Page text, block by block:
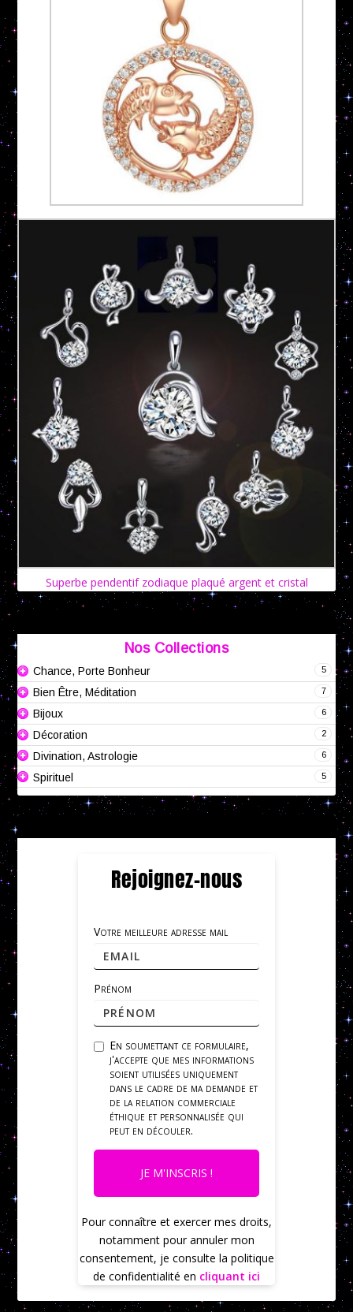
Superbe pendentif zodiaque plaqué argent et cristal
Nos Collections
5
Chance, Porte Bonheur
7
Bien Être, Méditation
6
Bijoux
2
Décoration
6
Divination, Astrologie
5
Spirituel
Rejoignez-nous
Votre meilleure adresse mail
Prénom
En soumettant ce formulaire,
j'accepte que mes informations
soient utilisées uniquement
dans le cadre de ma demande et
de la relation commerciale
éthique et personnalisée qui
peut en découler.
JE M'INSCRIS !
Pour connaître et exercer mes droits,
notamment pour annuler mon
consentement, je consulte la politique
de confidentialité en cliquant ici